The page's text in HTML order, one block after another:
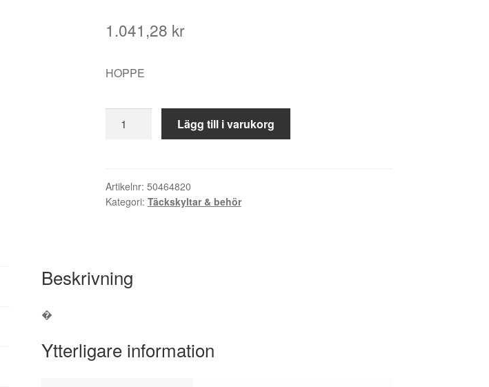
1.041,28 kr
HOPPE
vredskylt
Svart
kpl
Lägg till i varukorg
Artikelnr: 50464820
Kategori: Täckskyltar & behör
Beskrivning
�
Ytterligare information